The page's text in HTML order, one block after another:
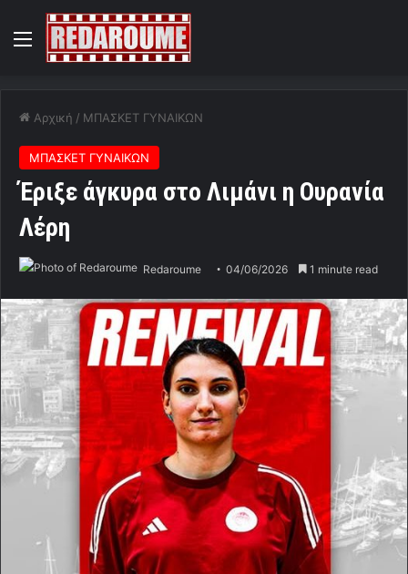
Menu
Αρχική / ΜΠΑΣΚΕΤ ΓΥΝΑΙΚΩΝ
ΜΠΑΣΚΕΤ ΓΥΝΑΙΚΩΝ
Έριξε άγκυρα στο Λιμάνι η Ουρανία
Λέρη
Redaroume 04/06/2026 1 minute read